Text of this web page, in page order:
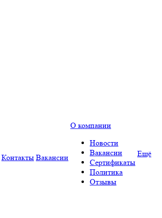
Контакты Вакансии
О компании
Новости
Вакансии
Сертификаты
Политика
Отзывы
Ещё